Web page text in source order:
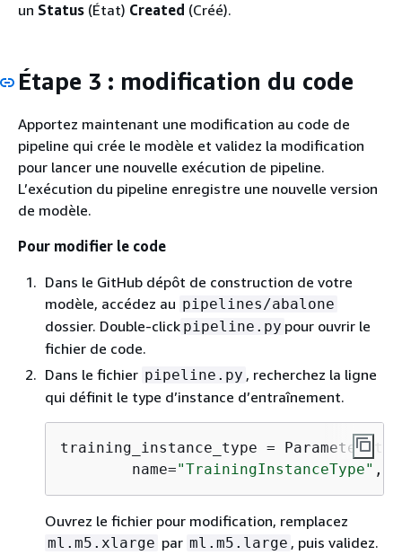
un Status (État) Created (Créé).
Étape 3 : modification du code
Apportez maintenant une modification au code de
pipeline qui crée le modèle et validez la modification
pour lancer une nouvelle exécution de pipeline.
L’exécution du pipeline enregistre une nouvelle version
de modèle.
Pour modifier le code
Dans le GitHub dépôt de construction de votre
modèle, accédez au pipelines/abalone
dossier. Double-click pipeline.py pour ouvrir le
fichier de code.
Dans le fichier pipeline.py , recherchez la ligne
qui définit le type d’instance d’entraînement.
training_instance_type =
        name=
"TrainingInstanceType" ,
Ouvrez le fichier pour modification, remplacez
ml.m5.xlarge par ml.m5.large , puis validez.